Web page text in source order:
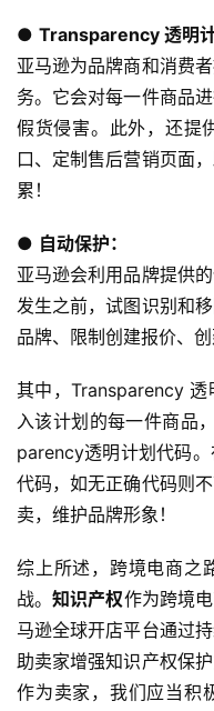
● Transparency 透明计
亚马逊为品牌商和消费
务。它会对每一件商品
假货侵害。此外，还提
口、定制售后营销页面
累！
● 自动保护：
亚马逊会利用品牌提供
发生之前，试图识别和
品牌、限制创建报价、创
其中，Transparency 透
入该计划的每一件商品
parency透明计划代码
代码，如无正确代码则
卖，维护品牌形象！
综上所述，跨境电商之
战。知识产权作为跨境
马逊全球开店平台通过
助卖家增强知识产权保
作为卖家，我们应当积